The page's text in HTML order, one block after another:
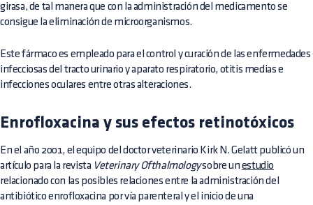
girasa, de tal manera que con la administración del medicamento se
consigue la eliminación de microorganismos.
Este fármaco es empleado para el control y curación de las enfermedades
infecciosas del tracto urinario y aparato respiratorio, otitis medias e
infecciones oculares entre otras alteraciones.
Enrofloxacina y sus efectos retinotóxicos
En el año 2001, el equipo del doctor veterinario Kirk N. Gelatt publicó un
artículo para la revista Veterinary Ofthalmologysobre un estudio
relacionado con las posibles relaciones entre la administración del
antibiótico enrofloxacina por vía parenteral y el inicio de una